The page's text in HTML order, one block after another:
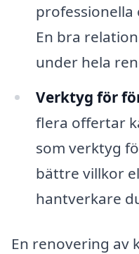
professionella
En bra
under hela
Verktyg för
flera offertar
som verktyg
bättre villkor
hantverkare
En renovering av